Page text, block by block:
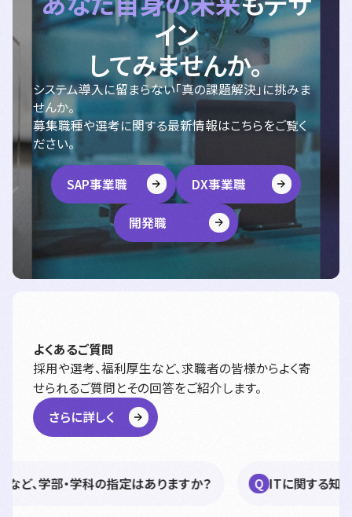
イン
してみませんか。
システム導入に留まらない「真の課題解決」に挑みま
せんか。
募集職種や選考に関する最新情報はこちらをご覧く
ださい。
SAP事業職 DX事業職
開発職
よくあるご質問
採用や選考、福利厚生など、求職者の皆様からよく寄
せられるご質問とその回答をご紹介します。
さらに詳しく
・学科の指定はありますか？ ITに関する知識やプロ